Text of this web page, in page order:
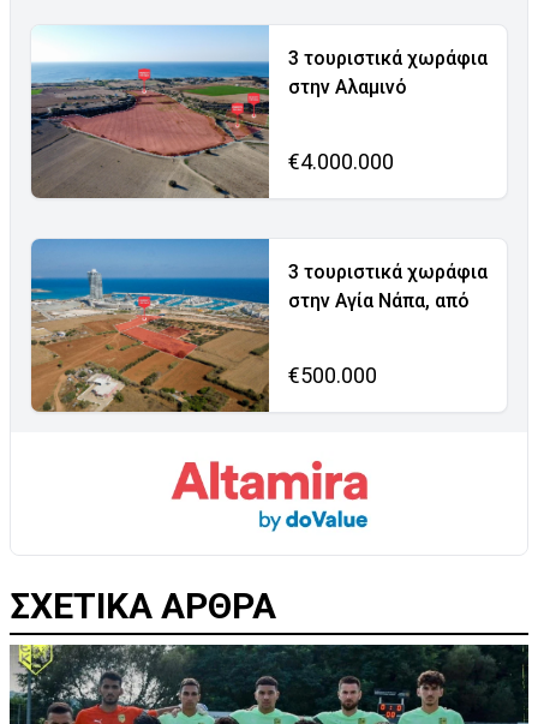
3 τουριστικά χωράφια
στην Αλαμινό
€4.000.000
3 τουριστικά χωράφια
στην Αγία Νάπα, από
€500.000
ΣΧΕΤΙΚΑ ΑΡΘΡΑ